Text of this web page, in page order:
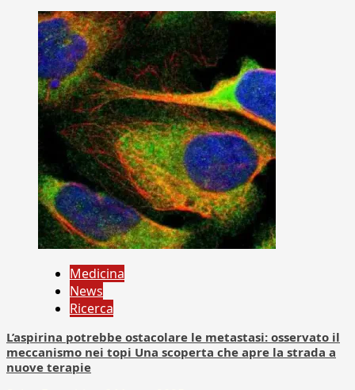
Medicina
News
Ricerca
L’aspirina potrebbe ostacolare le metastasi: osservato il
meccanismo nei topi Una scoperta che apre la strada a
nuove terapie